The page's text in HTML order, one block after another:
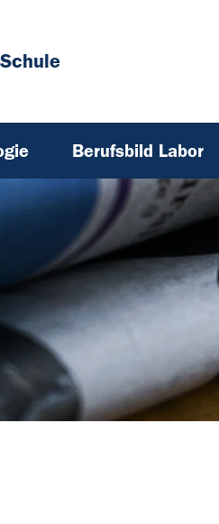
Berufsbild Labor